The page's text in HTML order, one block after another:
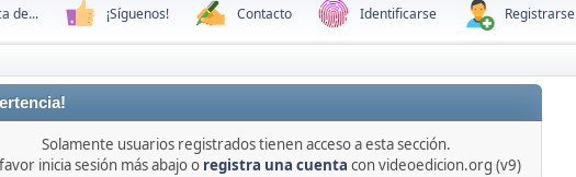
de... ¡Síguenos! Contacto Identificarse Registrarse
Solamente usuarios registrados tienen acceso a esta sección.
inicia sesión más abajo o registra una cuenta con videoedicion.org (v9)